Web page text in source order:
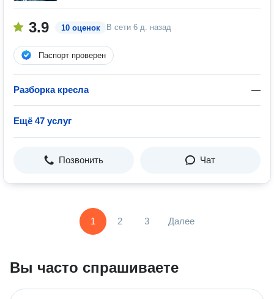
3.9 10 оценок В сети 6 д. назад
Паспорт проверен
Разборка кресла —
Ещё 47 услуг
Позвонить Чат
1 2 3 Далее
Вы часто спрашиваете